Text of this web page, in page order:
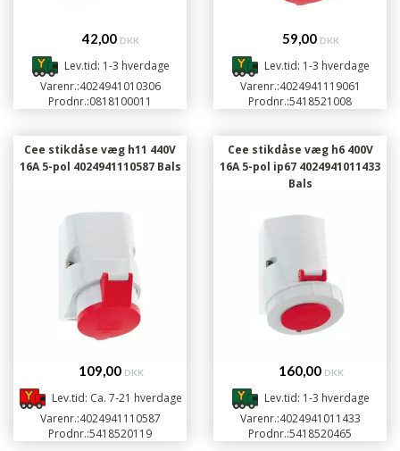
42,00 DKK
Lev.tid: 1-3 hverdage
Varenr.:4024941010306
Prodnr.:0818100011
59,00 DKK
Lev.tid: 1-3 hverdage
Varenr.:4024941119061
Prodnr.:5418521008
Cee stikdåse væg h11 440V
16A 5-pol 4024941110587 Bals
109,00 DKK
Lev.tid: Ca. 7-21 hverdage
Varenr.:4024941110587
Prodnr.:5418520119
Cee stikdåse væg h6 400V
16A 5-pol ip67 4024941011433
Bals
160,00 DKK
Lev.tid: 1-3 hverdage
Varenr.:4024941011433
Prodnr.:5418520465